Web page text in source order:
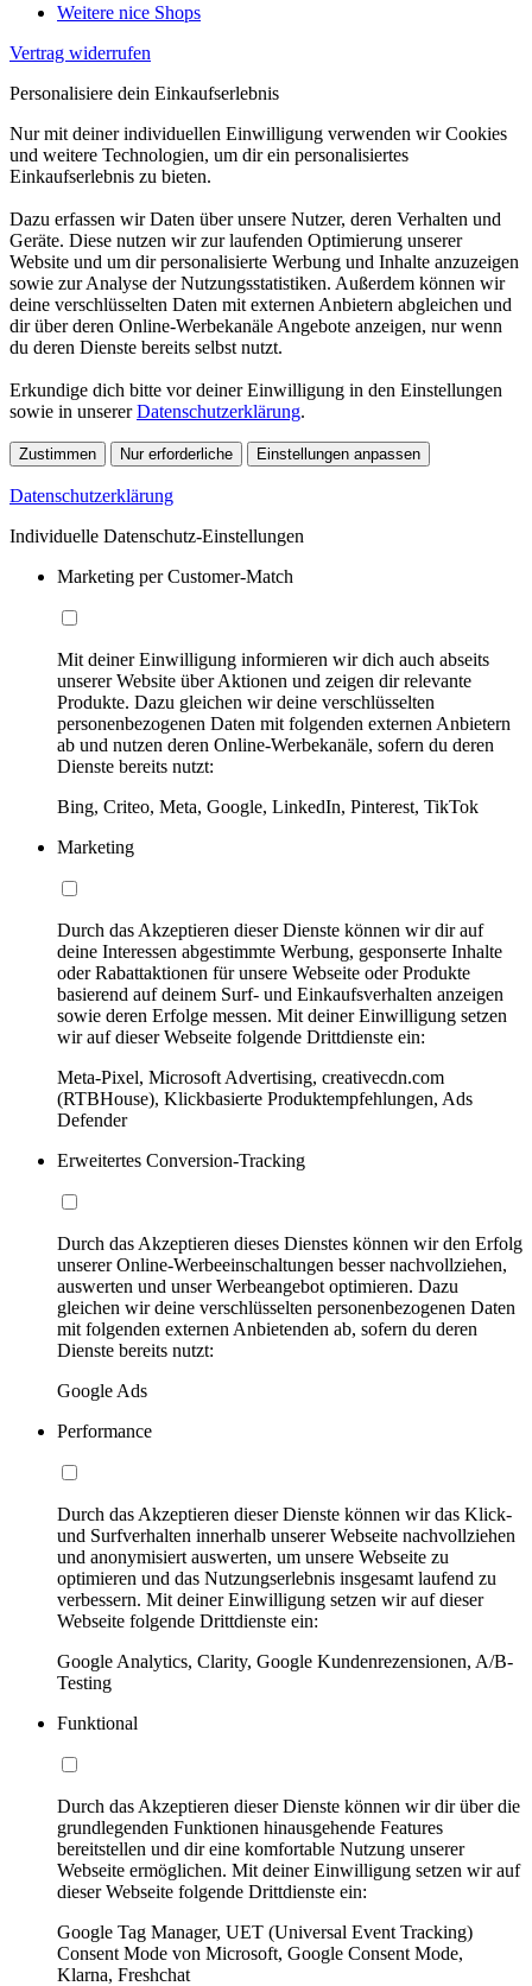
Weitere nice Shops
Vertrag widerrufen
Personalisiere dein Einkaufserlebnis
Nur mit deiner individuellen Einwilligung verwenden wir Cookies
und weitere Technologien, um dir ein personalisiertes
Einkaufserlebnis zu bieten.
Dazu erfassen wir Daten über unsere Nutzer, deren Verhalten und
Geräte. Diese nutzen wir zur laufenden Optimierung unserer
Website und um dir personalisierte Werbung und Inhalte anzuzeigen
sowie zur Analyse der Nutzungsstatistiken. Außerdem können wir
deine verschlüsselten Daten mit externen Anbietern abgleichen und
dir über deren Online-Werbekanäle Angebote anzeigen, nur wenn
du deren Dienste bereits selbst nutzt.
Erkundige dich bitte vor deiner Einwilligung in den Einstellungen
sowie in unsererDatenschutzerklärung.
Zustimmen Nur erforderliche Einstellungen anpassen
Datenschutzerklärung
Individuelle Datenschutz-Einstellungen
Marketing per Customer-Match
Mit deiner Einwilligung informieren wir dich auch abseits
unserer Website über Aktionen und zeigen dir relevante
Produkte. Dazu gleichen wir deine verschlüsselten
personenbezogenen Daten mit folgenden externen Anbietern
ab und nutzen deren Online-Werbekanäle, sofern du deren
Dienste bereits nutzt:
Bing, Criteo, Meta, Google, LinkedIn, Pinterest, TikTok
Marketing
Durch das Akzeptieren dieser Dienste können wir dir auf
deine Interessen abgestimmte Werbung, gesponserte Inhalte
oder Rabattaktionen für unsere Webseite oder Produkte
basierend auf deinem Surf- und Einkaufsverhalten anzeigen
sowie deren Erfolge messen. Mit deiner Einwilligung setzen
wir auf dieser Webseite folgende Drittdienste ein:
Meta-Pixel, Microsoft Advertising, creativecdn.com
(RTBHouse), Klickbasierte Produktempfehlungen, Ads
Defender
Erweitertes Conversion-Tracking
Durch das Akzeptieren dieses Dienstes können wir den Erfolg
unserer Online-Werbeeinschaltungen besser nachvollziehen,
auswerten und unser Werbeangebot optimieren. Dazu
gleichen wir deine verschlüsselten personenbezogenen Daten
mit folgenden externen Anbietenden ab, sofern du deren
Dienste bereits nutzt:
Google Ads
Performance
Durch das Akzeptieren dieser Dienste können wir das Klick-
und Surfverhalten innerhalb unserer Webseite nachvollziehen
und anonymisiert auswerten, um unsere Webseite zu
optimieren und das Nutzungserlebnis insgesamt laufend zu
verbessern. Mit deiner Einwilligung setzen wir auf dieser
Webseite folgende Drittdienste ein:
Google Analytics, Clarity, Google Kundenrezensionen, A/B-
Testing
Funktional
Durch das Akzeptieren dieser Dienste können wir dir über die
grundlegenden Funktionen hinausgehende Features
bereitstellen und dir eine komfortable Nutzung unserer
Webseite ermöglichen. Mit deiner Einwilligung setzen wir auf
dieser Webseite folgende Drittdienste ein:
Google Tag Manager, UET (Universal Event Tracking)
Consent Mode von Microsoft, Google Consent Mode,
Klarna, Freshchat